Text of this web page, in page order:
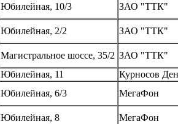
Юбилейная, 10/3 ЗАО "ТТК"
Юбилейная, 2/2 ЗАО "ТТК"
Магистральное шоссе, 35/2 ЗАО "ТТК"
Юбилейная, 11
Курносов
Юбилейная, 6/3
МегаФон
Юбилейная, 8 МегаФон